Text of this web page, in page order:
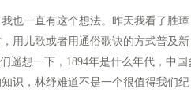
也一直有这个想法。昨天我看了胜璋
用儿歌或者用通俗歌诀的方式普及新
遥想一下，1894年是什么年代，中国
识，林纾难道不是一个很值得我们纪